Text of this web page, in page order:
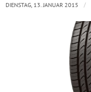
DIENSTAG, 13. JANUAR 2015 /